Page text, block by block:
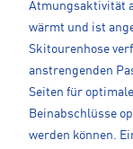
Atmungsaktivität
wärmt und ist
Skitourenhose
anstrengenden
Seiten für
Beinabschlüsse
werden können.